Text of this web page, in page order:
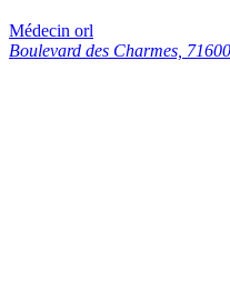
Médecin orl
Boulevard des Charmes,